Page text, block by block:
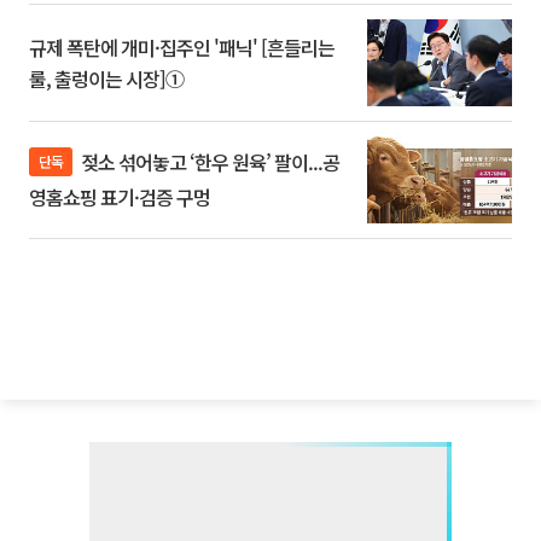
규제 폭탄에 개미·집주인 '패닉' [흔들리는
룰, 출렁이는 시장]①
단독
영홈쇼핑 표기·검증 구멍